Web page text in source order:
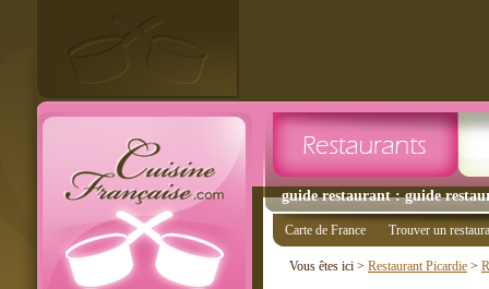
guide restaurant : guide
Carte de France Trouver un
Vous êtes ici > Restaurant Picardie >